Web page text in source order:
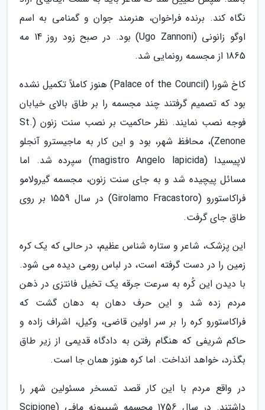
نگاه کند. برنده فراخوان، هنرمند جوان و گمنامی به اسم
اوگو زانونی (Ugo Zannoni) بود. در صبح زود روز 14 مه
1865 از مجسمه رونمایی شد.
کاخ شورا (Palace of the Council) هنوز کاملاً تکمیل نشده
بود که تصمیم گرفتند چند مجسمه را بر طاق بالای خیابان
فوجه نصب نمایند. نظر حاکمیت بر نصب سنت زنون (St.
Zenone)، محافظ شهر، بود و این کار به ماجیسترو آنجلو
لاپیسیدا (magistro Angelo lapicida) سپرده شد. اما
مسائل پیچیده شد و به جای سنت زنون، مجسمه گیرولامو
فراکاستورو (Girolamo Fracastoro) در سال 1559 بر روی
طاق جای گرفت.
این پزشک، شاعر و ستاره شناس عظیم، در حالی که یک کره
زمین را در دست گرفته است، در لباس رومی دیده می شود.
با دیدن این کُره به سرعت جرقه یک تخیل فانتزی در ذهن
مردم زده شد و این حرف دهان به دهان گشت که
فراکاستورو کره را بر سر اولین قاضی، وکیل، اشراف زاده و
حاکم شریفی که هنگام رفتن به دادگاه قدیمی از زیر طاق
بگذرد، خواهد انداخت. اما کره هنوز همان جا است.
در واقع مردم با این کار قصد تمسخر مسئولین شهر را